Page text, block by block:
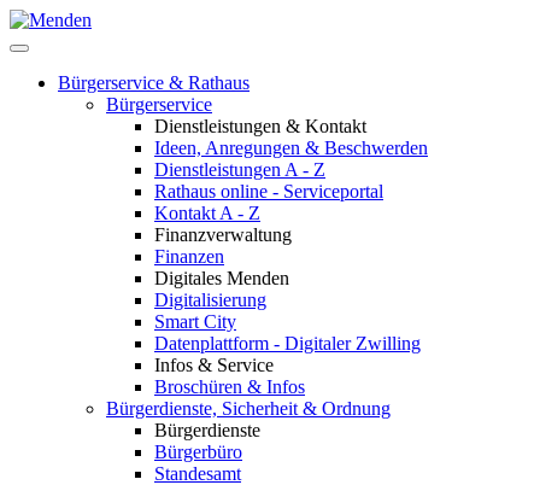
Bürgerservice & Rathaus
Bürgerservice
Dienstleistungen & Kontakt
Ideen, Anregungen & Beschwerden
Dienstleistungen A - Z
Rathaus online - Serviceportal
Kontakt A - Z
Finanzverwaltung
Finanzen
Digitales Menden
Digitalisierung
Smart City
Datenplattform - Digitaler Zwilling
Infos & Service
Broschüren & Infos
Bürgerdienste, Sicherheit & Ordnung
Bürgerdienste
Bürgerbüro
Standesamt